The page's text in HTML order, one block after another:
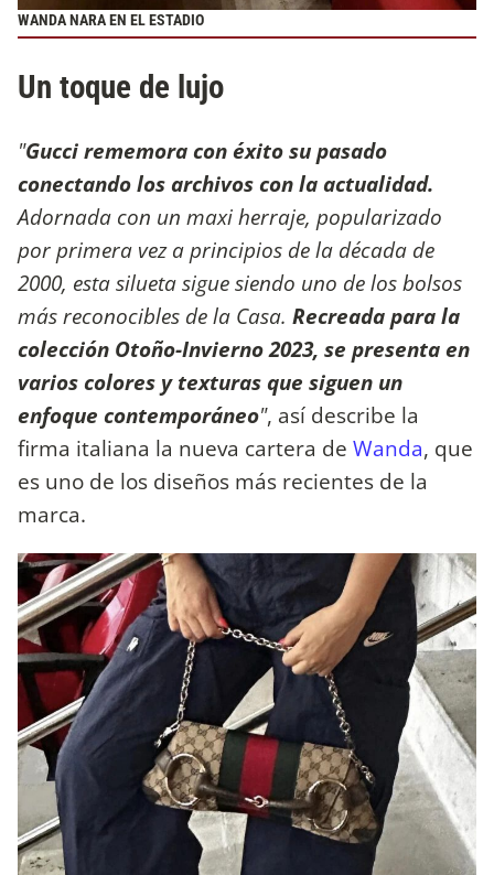
WANDA NARA EN EL ESTADIO
Un toque de lujo
"Gucci rememora con éxito su pasado
conectando los archivos con la actualidad.
Adornada con un maxi herraje, popularizado
por primera vez a principios de la década de
2000, esta silueta sigue siendo uno de los bolsos
más reconocibles de la Casa. Recreada para la
colección Otoño-Invierno 2023, se presenta en
varios colores y texturas que siguen un
enfoque contemporáneo", así describe la
firma italiana la nueva cartera de Wanda, que
es uno de los diseños más recientes de la
marca.